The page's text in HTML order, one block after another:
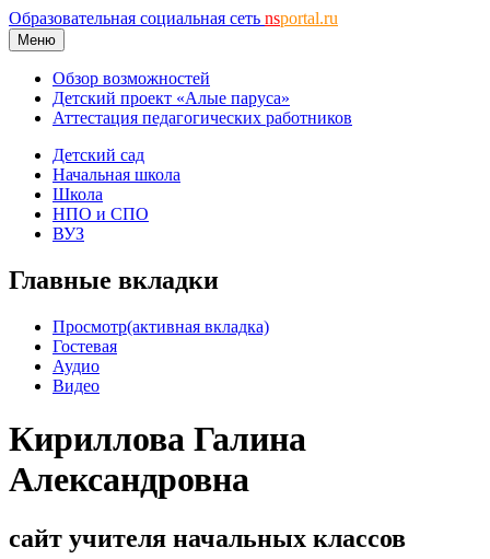
Образовательная социальная сеть nsportal.ru
Меню
Обзор возможностей
Детский проект «Алые паруса»
Аттестация педагогических работников
Детский сад
Начальная школа
Школа
НПО и СПО
ВУЗ
Главные вкладки
Просмотр(активная вкладка)
Гостевая
Аудио
Видео
Кириллова Галина
Александровна
сайт учителя начальных классов